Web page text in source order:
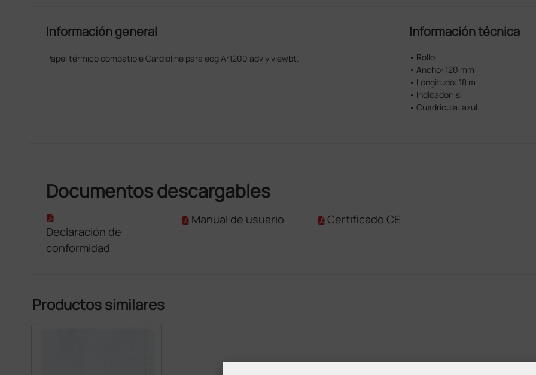
Información general
Papel térmico compatible Cardioline para ecg Ar1200 adv y viewbt.
Información técnica
• Rollo
• Ancho: 120 mm
• Longitudo: 18 m
• Indicador: si
• Cuadrìcula: azul
Documentos descargables
Declaración de
conformidad
Manual de usuario Certificado CE
Productos similares